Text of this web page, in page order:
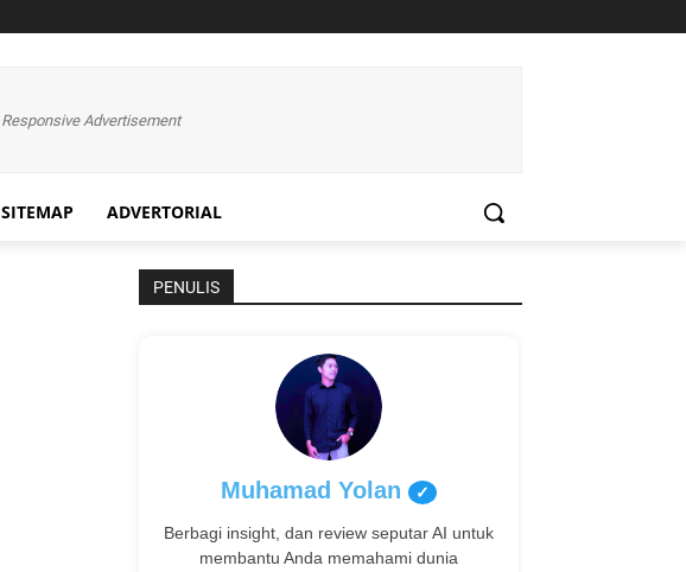
Responsive Advertisement
SITEMAP ADVERTORIAL
PENULIS
Muhamad Yolan ✓
Berbagi insight, dan review seputar AI untuk
membantu Anda memahami dunia